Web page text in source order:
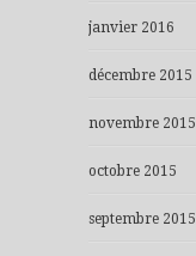
janvier 2016
décembre 2015
novembre 2015
octobre 2015
septembre 2015